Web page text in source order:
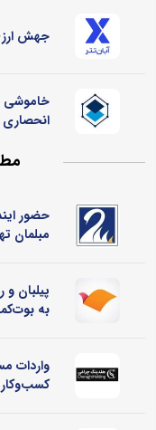
جهش
انحصاری
حضور
مبلمان
پیلبان و
به
واردات